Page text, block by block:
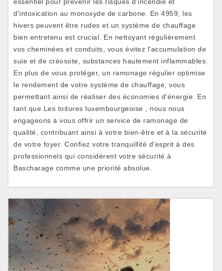
d'intoxication au monoxyde de carbone. En 4959, les
hivers peuvent être rudes et un système de chauffage
bien entretenu est crucial. En nettoyant régulièrement
vos cheminées et conduits, vous évitez l'accumulation de
suie et de créosote, substances hautement inflammables.
En plus de vous protéger, un ramonage régulier optimise
le rendement de votre système de chauffage, vous
permettant ainsi de réaliser des économies d'énergie. En
tant que Les toitures luxembourgeoise , nous nous
engageons à vous offrir un service de ramonage de
qualité, contribuant ainsi à votre bien-être et à la sécurité
de votre foyer. Confiez votre tranquillité d'esprit à des
professionnels qui considèrent votre sécurité à
Bascharage comme une priorité absolue.